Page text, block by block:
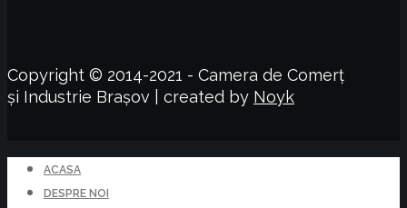
Copyright © 2014-2021 - Camera de Comerț
și Industrie Brașov | created by Noyk
ACASA
DESPRE NOI